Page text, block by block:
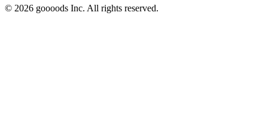
© 2026 goooods Inc. All rights reserved.